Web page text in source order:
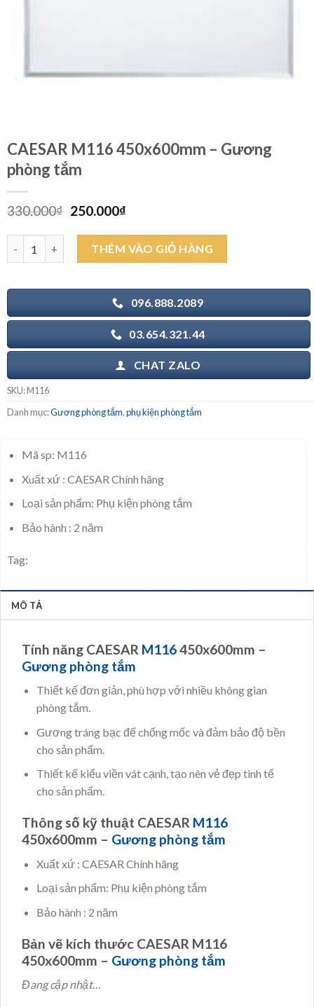
CAESAR M116 450x600mm – Gương
phòng tắm
330.000₫ Giá
là:
330.000₫.
250.000₫Giá
tại
là:
250.000₫.
CAESAR M116 450x600mm - Gương phòng tắm số lượng
THÊM VÀO GIỎ HÀNG
096.888.2089
03.654.321.44
CHAT ZALO
SKU:M116
Danh mục:Gương phòng tắm,phụ kiện phòng tắm
Mã sp: M116
Xuất xứ : CAESAR Chính hãng
Loại sản phẩm: Phụ kiện phòng tắm
Bảo hành : 2 năm
Tag:
MÔ TẢ
Tính năng CAESAR M116450x600mm –
Gương phòng tắm
Thiết kế đơn giản, phù hợp với nhiều không gian
phòng tắm.
Gương tráng bạc để chống mốc và đảm bảo độ bền
cho sản phẩm.
Thiết kế kiểu viền vát cạnh, tạo nên vẻ đẹp tinh tế
cho sản phẩm.
Thông số kỹ thuật CAESAR M116
450x600mm – Gương phòng tắm
Xuất xứ : CAESAR Chính hãng
Loại sản phẩm: Phụ kiện phòng tắm
Bảo hành : 2 năm
Bản vẽ kích thước CAESAR M116
450x600mm – Gương phòng tắm
Đang cập nhật…